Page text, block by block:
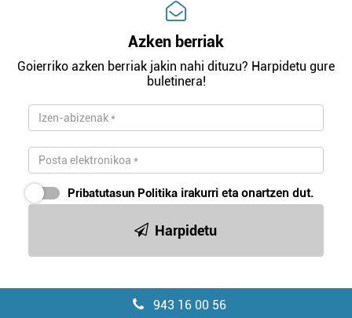
Azken berriak
Goierriko azken berriak jakin nahi dituzu? Harpidetu gure
buletinera!
Pribatutasun Politika irakurri eta onartzen dut.
Harpidetu
943 16 00 56